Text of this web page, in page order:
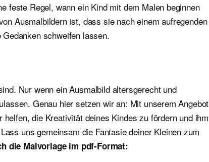
feste Regel, wann ein Kind mit dem Malen beginnen
Ausmalbildern ist, dass sie nach einem aufregenden
schweifen lassen.
Nur wenn ein Ausmalbild altersgerecht und
Genau hier setzen wir an: Mit unserem Angebot
die Kreativität deines Kindes zu fördern und ihm
uns gemeinsam die Fantasie deiner Kleinen zum
die Malvorlage im pdf-Format: